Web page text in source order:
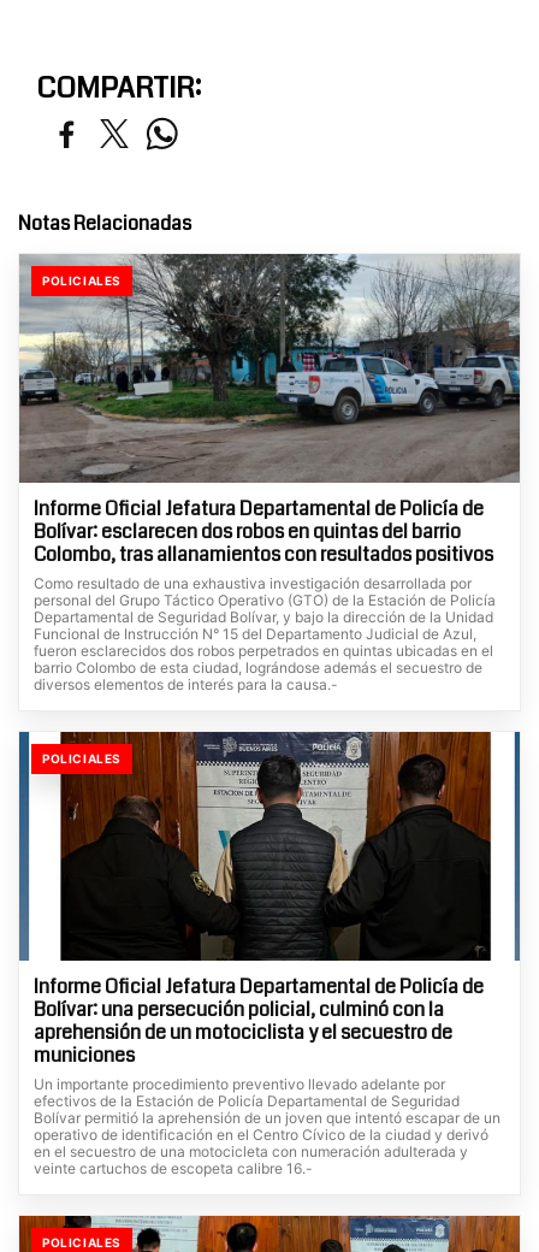
COMPARTIR:
Notas Relacionadas
POLICIALES
Informe Oficial Jefatura Departamental de Policía de
Bolívar: esclarecen dos robos en quintas del barrio
Colombo, tras allanamientos con resultados positivos
Como resultado de una exhaustiva investigación desarrollada por
personal del Grupo Táctico Operativo (GTO) de la Estación de Policía
Departamental de Seguridad Bolívar, y bajo la dirección de la Unidad
Funcional de Instrucción N° 15 del Departamento Judicial de Azul,
fueron esclarecidos dos robos perpetrados en quintas ubicadas en el
barrio Colombo de esta ciudad, lográndose además el secuestro de
diversos elementos de interés para la causa.-
POLICIALES
Informe Oficial Jefatura Departamental de Policía de
Bolívar: una persecución policial, culminó con la
aprehensión de un motociclista y el secuestro de
municiones
Un importante procedimiento preventivo llevado adelante por
efectivos de la Estación de Policía Departamental de Seguridad
Bolívar permitió la aprehensión de un joven que intentó escapar de un
operativo de identificación en el Centro Cívico de la ciudad y derivó
en el secuestro de una motocicleta con numeración adulterada y
veinte cartuchos de escopeta calibre 16.-
POLICIALES